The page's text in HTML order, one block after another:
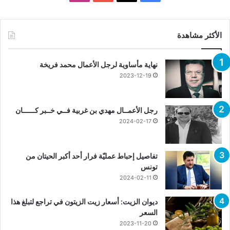
الأكثر مشاهدة
نهاية مأساوية لرجل الأعمال محمد فريخة
2023-12-19
رجل الأعمــال مهدي بن غربية فــي خــبر كــــــان
2024-02-17
تفاصيل إحباط عمليّة فرار أحد أكبر الحيتان من
تونس
2024-02-11
ديوان الزيت: أسعار زيت الزيتون في تراجع لتبلغ هذا
السعر
2023-11-20